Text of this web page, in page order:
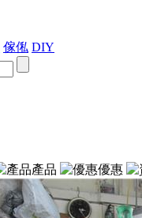
傢俬 DIY
產品 優惠